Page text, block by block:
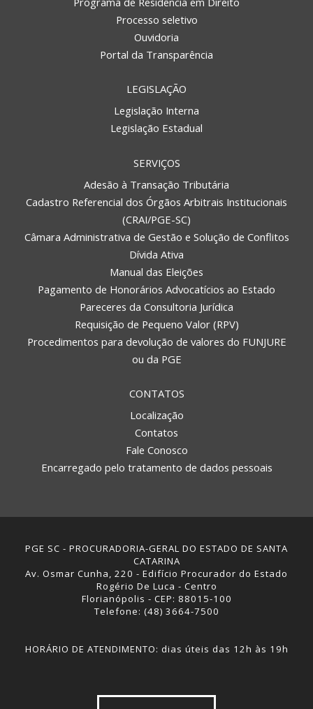
Processo seletivo
Ouvidoria
Portal da Transparência
LEGISLAÇÃO
Legislação Interna
Legislação Estadual
SERVIÇOS
Adesão à Transação Tributária
Cadastro Referencial dos Órgãos Arbitrais Institucionais
(CRAI/PGE-SC)
Câmara Administrativa de Gestão e Solução de Conflitos
Dívida Ativa
Manual das Eleições
Pagamento de Honorários Advocatícios ao Estado
Pareceres da Consultoria Jurídica
Requisição de Pequeno Valor (RPV)
Procedimentos para devolução de valores do FUNJURE
ou da PGE
CONTATOS
Localização
Contatos
Fale Conosco
Encarregado pelo tratamento de dados pessoais
PGE SC - PROCURADORIA-GERAL DO ESTADO DE SANTA
CATARINA
Av. Osmar Cunha, 220 - Edifício Procurador do Estado
Rogério De Luca - Centro
Florianópolis - CEP: 88015-100
Telefone: (48) 3664-7500
HORÁRIO DE ATENDIMENTO: dias úteis das 12h às 19h